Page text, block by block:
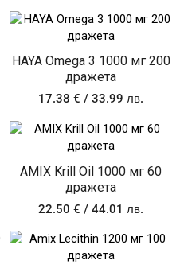
HAYA Omega 3 1000 мг 200
дражета
17.38€ / 33.99 лв.
AMIX Krill Oil 1000 мг 60
дражета
22.50€ / 44.01 лв.